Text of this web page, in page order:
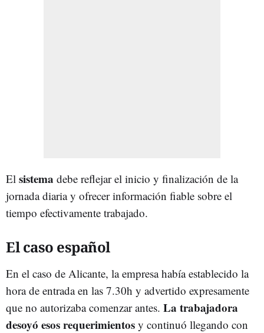
El sistema debe reflejar el inicio y finalización de la
jornada diaria y ofrecer información fiable sobre el
tiempo efectivamente trabajado.
El caso español
En el caso de Alicante, la empresa había establecido la
hora de entrada en las 7.30h y advertido expresamente
que no autorizaba comenzar antes. La trabajadora
desoyó esos requerimientos y continuó llegando con